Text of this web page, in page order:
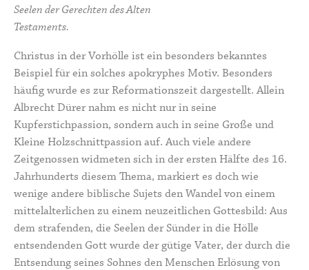
Seelen der Gerechten des Alten
Testaments.
Christus in der Vorhölle ist ein besonders bekanntes
Beispiel für ein solches apokryphes Motiv. Besonders
häufig wurde es zur Reformationszeit dargestellt. Allein
Albrecht Dürer nahm es nicht nur in seine
Kupferstichpassion, sondern auch in seine Große und
Kleine Holzschnittpassion auf. Auch viele andere
Zeitgenossen widmeten sich in der ersten Hälfte des 16.
Jahrhunderts diesem Thema, markiert es doch wie
wenige andere biblische Sujets den Wandel von einem
mittelalterlichen zu einem neuzeitlichen Gottesbild: Aus
dem strafenden, die Seelen der Sünder in die Hölle
entsendenden Gott wurde der gütige Vater, der durch die
Entsendung seines Sohnes den Menschen Erlösung von